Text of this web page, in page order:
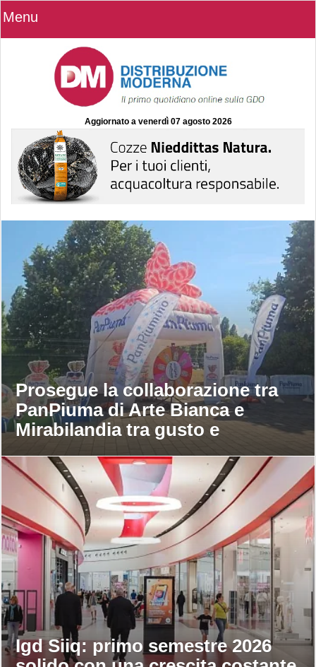
Menu
Aggiornato a venerdì 07 agosto 2026
Prosegue la collaborazione tra
PanPiuma di Arte Bianca e
Mirabilandia tra gusto e
divertimento
Igd Siiq: primo semestre 2026